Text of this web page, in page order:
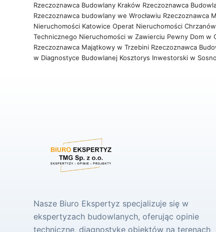
Rzeczoznawca Budowlany Kraków Rzeczoznawca
Rzeczoznawca budowlany we Wrocławiu Rzeczoznawca
Nieruchomości Katowice Operat Nieruchomości Chrzanów
Technicznego Nieruchomości w Zawierciu Pewny Dom w
Rzeczoznawca Majątkowy w Trzebini Rzeczoznawca
w Diagnostyce Budowlanej Kosztorys Inwestorski w
Nasze Biuro Ekspertyz specjalizuje się w
ekspertyzach budowlanych, oferując opinie
techniczne, diagnostykę obiektów na terenach